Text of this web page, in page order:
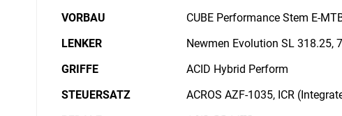
VORBAU
CUBE Performance Stem E-
LENKER
Newmen Evolution SL 318.25,
GRIFFE
ACID Hybrid Perform
STEUERSATZ
ACROS AZF-1035, ICR